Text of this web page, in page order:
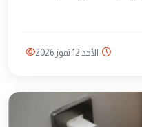
الأحد 12 تموز 2026